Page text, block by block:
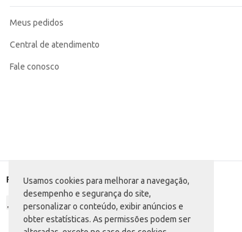
Usamos cookies para melhorar a navegação,
desempenho e segurança do site,
personalizar o conteúdo, exibir anúncios e
obter estatísticas. As permissões podem ser
Marca: Proauto
Categoria: Aromatizante
Meus pedidos
Central de atendimento
Fale conosco
Formas de pagamento